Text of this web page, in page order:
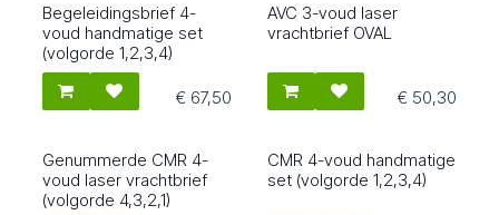
5614
Begeleidingsbrief 4-
voud handmatige set
(volgorde 1,2,3,4)
€ 67,50
1501 Meest gekozen
AVC 3-voud laser
vrachtbrief OVAL
€ 50,30
3004N
Genummerde CMR 4-
voud laser vrachtbrief
(volgorde 4,3,2,1)
3010
CMR 4-voud handmatige
set (volgorde 1,2,3,4)